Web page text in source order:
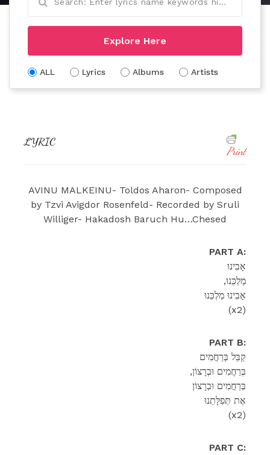
Explore Here
ALL Lyrics Albums Artists
LYRIC
Print
AVINU MALKEINU- Toldos Aharon- Composed
by Tzvi Avigdor Rosenfeld- Recorded by Sruli
Williger- Hakadosh Baruch Hu…Chesed
PART A:
אָבִינוּ
,מַלְכֵּנוּ
אָבִינוּ מַלְכֵּנוּ
(x2)
PART B:
קַבֵּל בְּרַחֲמִים
,בְּרַחֲמִים וּבְרָצוֹן
בְּרַחֲמִים וּבְרָצוֹן
אֶת תְּפִלָּתֵנוּ
(x2)
PART C: